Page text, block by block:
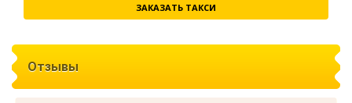
ЗАКАЗАТЬ ТАКСИ
Отзывы